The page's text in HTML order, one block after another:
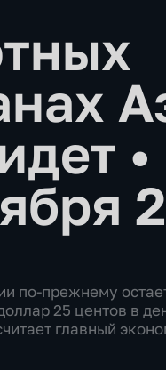
•
по-прежнему
25 центов в
главный